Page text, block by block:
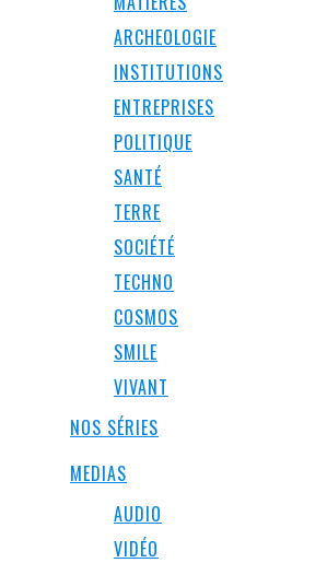
ARCHEOLOGIE
INSTITUTIONS
ENTREPRISES
POLITIQUE
SANTÉ
TERRE
SOCIÉTÉ
TECHNO
COSMOS
SMILE
VIVANT
NOS SÉRIES
MEDIAS
AUDIO
VIDÉO